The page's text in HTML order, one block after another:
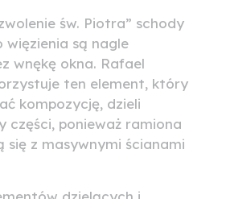
św. Piotra” schody
więzienia są nagle
wnękę okna. Rafael
ten element, który
kompozycję, dzieli
części, ponieważ ramiona
się z masywnymi ścianami